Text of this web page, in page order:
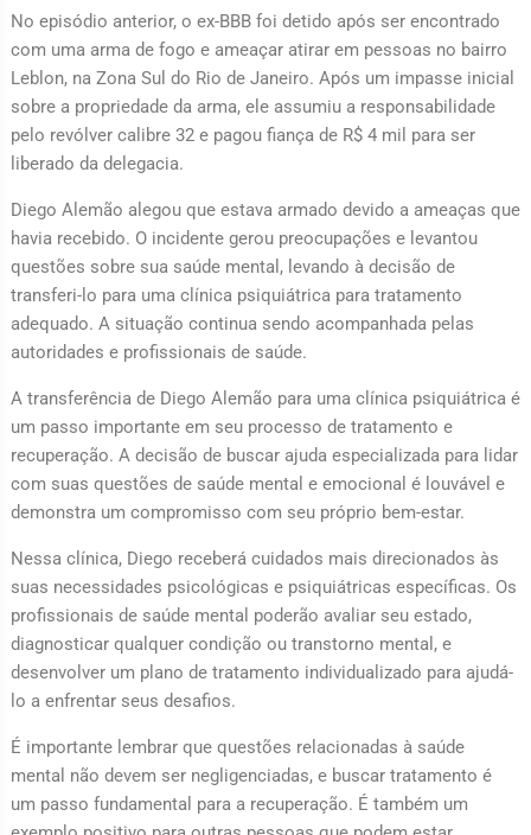
No episódio anterior, o ex-BBB foi detido após ser encontrado
com uma arma de fogo e ameaçar atirar em pessoas no bairro
Leblon, na Zona Sul do Rio de Janeiro. Após um impasse inicial
sobre a propriedade da arma, ele assumiu a responsabilidade
pelo revólver calibre 32 e pagou fiança de R$ 4 mil para ser
liberado da delegacia.
Diego Alemão alegou que estava armado devido a ameaças que
havia recebido. O incidente gerou preocupações e levantou
questões sobre sua saúde mental, levando à decisão de
transferi-lo para uma clínica psiquiátrica para tratamento
adequado. A situação continua sendo acompanhada pelas
autoridades e profissionais de saúde.
A transferência de Diego Alemão para uma clínica psiquiátrica é
um passo importante em seu processo de tratamento e
recuperação. A decisão de buscar ajuda especializada para lidar
com suas questões de saúde mental e emocional é louvável e
demonstra um compromisso com seu próprio bem-estar.
Nessa clínica, Diego receberá cuidados mais direcionados às
suas necessidades psicológicas e psiquiátricas específicas. Os
profissionais de saúde mental poderão avaliar seu estado,
diagnosticar qualquer condição ou transtorno mental, e
desenvolver um plano de tratamento individualizado para ajudá-
lo a enfrentar seus desafios.
É importante lembrar que questões relacionadas à saúde
mental não devem ser negligenciadas, e buscar tratamento é
um passo fundamental para a recuperação. É também um